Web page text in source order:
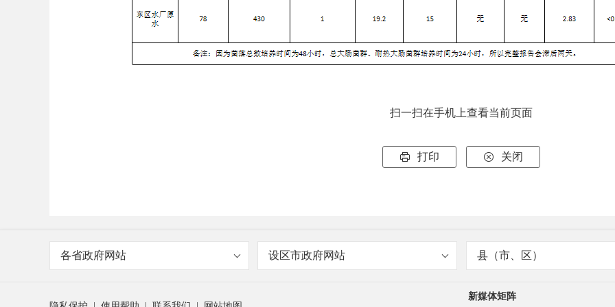
扫一扫在手机上查看当前页面
 打印  关闭
各省政府网站 设区市政府网站 县（市、区）
新媒体矩阵